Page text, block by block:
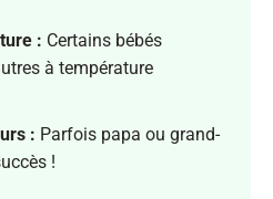
: Certains bébés
à température
: Parfois papa ou grand-
!